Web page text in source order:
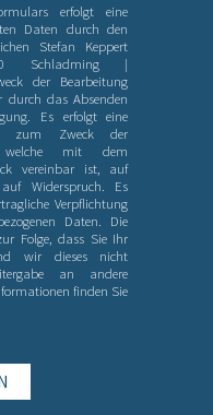
erfolgt eine
Daten durch den
Stefan Keppert
Schladming |
der Bearbeitung
durch das Absenden
Es erfolgt eine
zum Zweck der
welche mit dem
vereinbar ist, auf
Widerspruch. Es
Verpflichtung
Daten. Die
Folge, dass Sie Ihr
wir dieses nicht
an andere
finden Sie